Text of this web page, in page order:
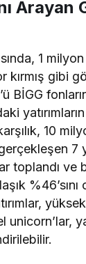
Arayan
1
kırmış gibi
BİGG
10
7
toplandı ve
unicorn’lar,